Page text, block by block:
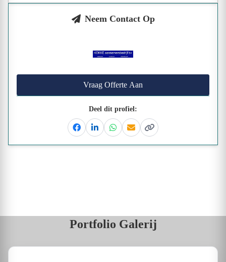
Neem Contact Op
Vraag Offerte Aan
Deel dit profiel:
FacebookLinkedinWhatsapp
EmailKopieer link
Portfolio Galerij